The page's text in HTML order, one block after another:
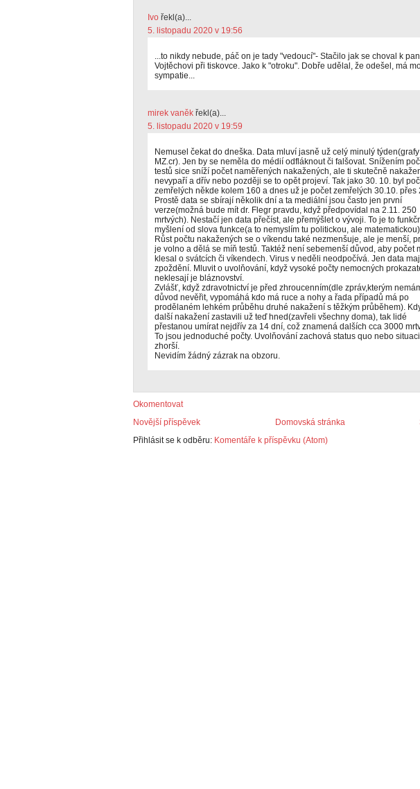
Ivo řekl(a)...
5. listopadu 2020 v 19:56
...to nikdy nebude, páč on je tady "vedoucí"- Stačilo jak se choval k
Vojtěchovi při tiskovce. Jako k "otroku". Dobře udělal, že odešel, má
sympatie...
mirek vaněk řekl(a)...
5. listopadu 2020 v 19:59
Nemusel čekat do dneška. Data mluví jasně už celý minulý
MZ.cr). Jen by se neměla do médií odfláknout či falšovat. Snížením
testů sice sníží počet naměřených nakažených, ale ti skutečně
nevypaří a dřív nebo později se to opět projeví. Tak jako 30. 10. byl
zemřelých někde kolem 160 a dnes už je počet zemřelých 30.10. přes
Prostě data se sbírají několik dní a ta mediální jsou často jen první
verze(možná bude mít dr. Flegr pravdu, když předpovídal na 2.11. 250
mrtvých). Nestačí jen data přečíst, ale přemýšlet o vývoji. To je to
myšlení od slova funkce(a to nemyslím tu politickou, ale
Růst počtu nakažených se o víkendu také nezmenšuje, ale je menší,
je volno a dělá se míň testů. Taktéž není sebemenší důvod, aby počet
klesal o svátcích či víkendech. Virus v neděli neodpočívá. Jen data
zpoždění. Mluvit o uvolňování, když vysoké počty nemocných
neklesají je bláznovství.
Zvlášť, když zdravotnictví je před zhroucenním(dle zpráv,kterým
důvod nevěřit, vypomáhá kdo má ruce a nohy a řada případů má po
prodělaném lehkém průběhu druhé nakažení s těžkým průběhem).
další nakažení zastavili už teď hned(zavřeli všechny doma), tak lidé
přestanou umírat nejdřív za 14 dní, což znamená dalších cca 3000
To jsou jednoduché počty. Uvolňování zachová status quo nebo situaci
zhorší.
Nevidím žádný zázrak na obzoru.
Okomentovat
Novější příspěvek
Domovská stránka
Přihlásit se k odběru: Komentáře k příspěvku (Atom)